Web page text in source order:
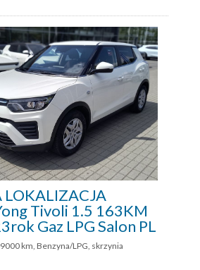
LOKALIZACJA
Tivoli 1.5 163KM
Gaz LPG Salon PL
km, Benzyna/LPG, skrzynia